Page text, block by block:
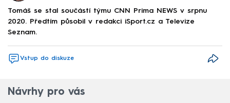
Tomáš se stal součástí týmu CNN Prima NEWS v srpnu
2020. Předtím působil v redakci iSport.cz a Televize
Seznam.
Vstup do diskuze
Návrhy pro vás